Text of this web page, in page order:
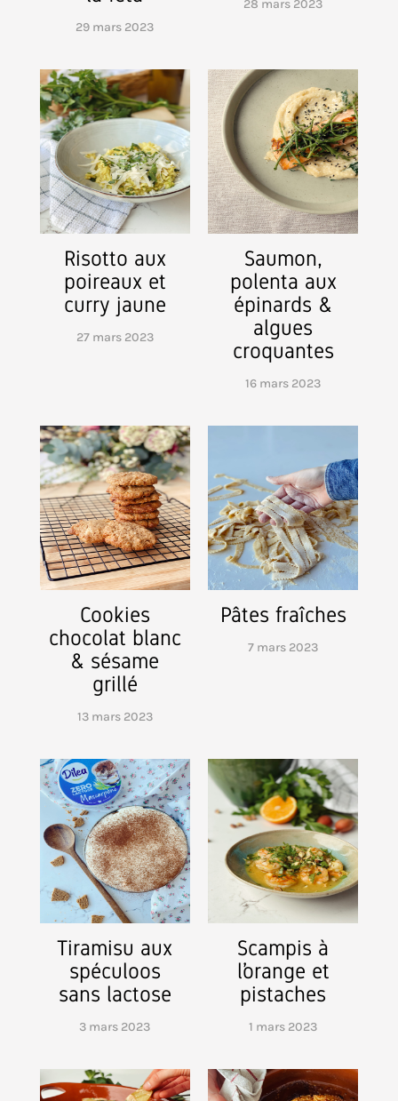
29 mars 2023
28 mars 2023
Risotto aux
poireaux et
curry jaune
27 mars 2023
Saumon,
polenta aux
épinards &
algues
croquantes
16 mars 2023
Cookies
chocolat blanc
& sésame
grillé
13 mars 2023
Pâtes fraîches
7 mars 2023
Tiramisu aux
spéculoos
sans lactose
3 mars 2023
Scampis à
l’orange et
pistaches
1 mars 2023